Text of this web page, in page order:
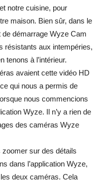
notre cuisine, pour
maison. Bien sûr, dans le
démarrage Wyze Cam
résistants aux intempéries,
tenons à l’intérieur.
avaient cette vidéo HD
qui nous a permis de
nous commencions
Wyze. Il n’y a rien de
des caméras Wyze
sur des détails
dans l’application Wyze,
deux caméras. Cela